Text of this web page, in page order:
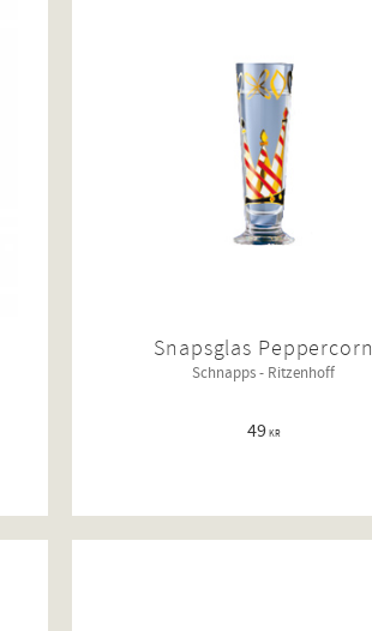
Snapsglas Peppercorn
Schnapps - Ritzenhoff
49KR